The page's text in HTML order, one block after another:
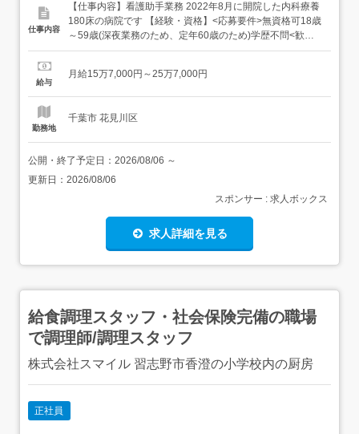
仕事内容
【仕事内容】看護助手業務 2022年8月に開院した内科療養
180床の病院です 【経験・資格】<応募要件>無資格可18歳
～59歳(深夜業務のため、定年60歳のため)学歴不問<歓迎
要件>実務経験あれば尚可 【給与】月給 157,000円 〜
与は経験・スキルによって応相談その他の手当等住居手当
給与
月給15万7,000円～25万7,000円
勤務地
千葉市 花見川区
公開・終了予定日： 2026/08/06 ～
更新日： 2026/08/06
スポンサー : 求人ボックス
求人詳細を見る
給食調理スタッフ・社会保険完備の職場
で調理師/調理スタッフ
株式会社スマイル 習志野市香澄の小学校内の厨房
正社員